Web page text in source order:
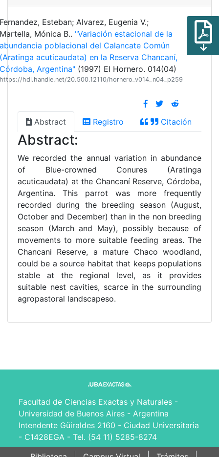
Esteban; Alvarez, Eugenia V.;
Mónica B.. "Variación estacional de la
poblacional del Calancate Común
acuticaudata) en la Reserva Chancaní,
Argentina"(1997) El Hornero. 014(04)
hdl.handle.net/20.500.12110/hornero_v014_n04_p259
Abstract Registro Citación
Abstract:
We recorded the annual variation in abundance
of Blue-crowned Conures (Aratinga
acuticaudata) at the Chancaní Reserve, Córdoba,
Argentina. This parrot was more frequently
recorded during the breeding season (August,
October and December) than in the non breeding
season (March and May), possibly because of
movements to more suitable feeding areas. The
Chancani Reserve, a mature Chaco woodland,
could be a source habitat that keeps populations
stable at the regional level, as it provides
suitable nest cavities, scarce in the surrounding
agropastoral landscapeso.
Facultad de Ciencias Exactas y Naturales -
Universidad de Buenos Aires - Argentina
Intendente Güiraldes 2160 - Ciudad Universitaria
- C1428EGA - Tel. (54 11) 5285-8274